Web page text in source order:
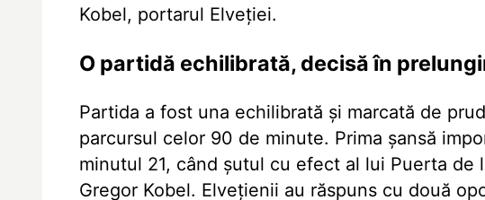
Kobel, portarul Elveției.
O partidă echilibrată, decisă în
Partida a fost una echilibrată și marcată de
parcursul celor 90 de minute. Prima șansă
minutul 21, când șutul cu efect al lui Puerta de
Gregor Kobel. Elvețienii au răspuns cu două